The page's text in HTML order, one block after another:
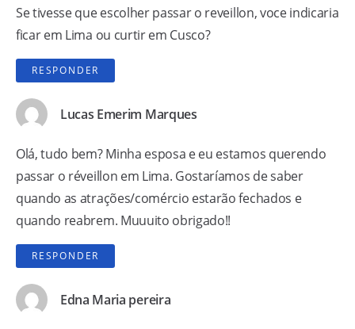
Se tivesse que escolher passar o reveillon, voce indicaria
ficar em Lima ou curtir em Cusco?
RESPONDER
Lucas Emerim Marques
Olá, tudo bem? Minha esposa e eu estamos querendo
passar o réveillon em Lima. Gostaríamos de saber
quando as atrações/comércio estarão fechados e
quando reabrem. Muuuito obrigado!!
RESPONDER
Edna Maria pereira